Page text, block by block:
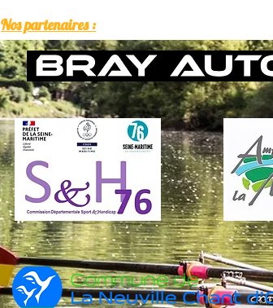
Nos partenaires :